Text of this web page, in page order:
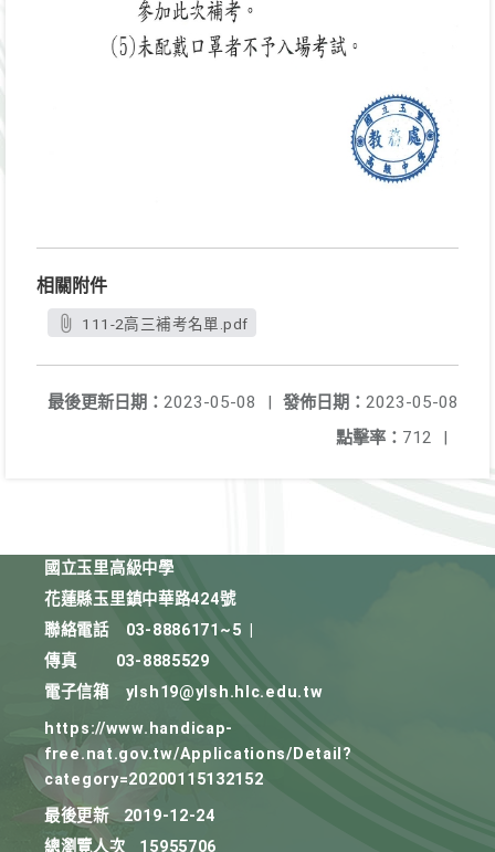
相關附件
111-2高三補考名單.pdf
發佈日期： 2023-05-08
最後更新日期： 2023-05-08
|
點擊率： 712 |
國立玉里高級中學
花蓮縣玉里鎮中華路424號
聯絡電話
03-8886171~5
傳真
03-8885529
電子信箱
ylsh19@ylsh.hlc.edu.tw
https://www.handicap-
free.nat.gov.tw/Applications/Detail?
category=20200115132152
最後更新
2019-12-24
總瀏覽人次
15955706